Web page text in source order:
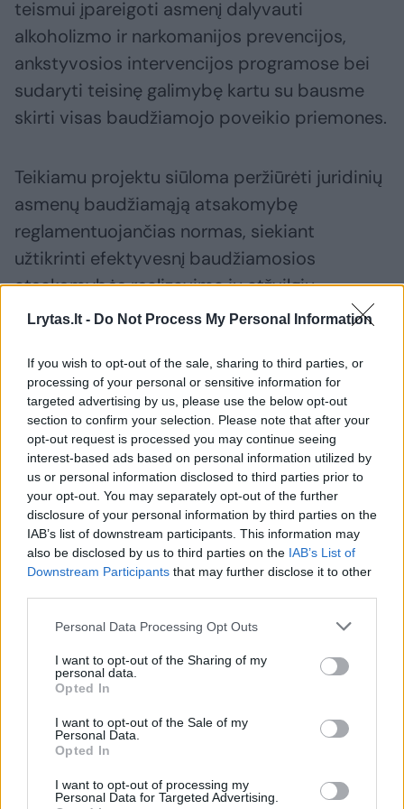
Lrytas.lt - Do Not Process My Personal Information
If you wish to opt-out of the sale, sharing to third parties, or
processing of your personal or sensitive information for
targeted advertising by us, please use the below opt-out
section to confirm your selection. Please note that after your
opt-out request is processed you may continue seeing
interest-based ads based on personal information utilized by
us or personal information disclosed to third parties prior to
your opt-out. You may separately opt-out of the further
disclosure of your personal information by third parties on the
IAB’s list of downstream participants. This information may
also be disclosed by us to third parties on the IAB’s List of
Downstream Participants that may further disclose it to other
Personal Data Processing Opt Outs
I want to opt-out of the Sharing of my
personal data.
Opted In
I want to opt-out of the Sale of my
Personal Data.
Opted In
I want to opt-out of processing my
Personal Data for Targeted Advertising.
teismui įpareigoti asmenį dalyvauti
alkoholizmo ir narkomanijos prevencijos,
ankstyvosios intervencijos programose bei
sudaryti teisinę galimybę kartu su bausme
skirti visas baudžiamojo poveikio priemones.
Teikiamu projektu siūloma peržiūrėti juridinių
asmenų baudžiamąją atsakomybę
reglamentuojančias normas, siekiant
užtikrinti efektyvesnį baudžiamosios
atsakomybės realizavimą jų atžvilgiu,
nurodoma pranešime.
Pasak projektą pristačiusios teisingumo
ministrės Ewelinos Dobrowolskos, siūloma
griežtinti juridinių asmenų baudžiamąją
atsakomybę: „Skiriamos bausmės, baudos
dydis yra siejamas su atitinkamais metais
gautomis pajamomis. Šiandien maksimali
riba, kokio dydžio bauda gali būti skiriama,
dažnai yra neproporcinga, ypač, jeigu
3 iki 15 proc. metinių pajamų bauda, tai yra
įvesti procentinę išraišką.“
Pažymėtina, kad siūloma juridiniams
asmenims skiriamos bausmės baudos dydį